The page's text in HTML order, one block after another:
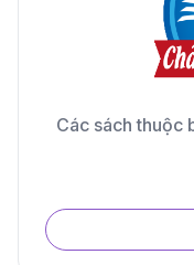
Các sách thuộc